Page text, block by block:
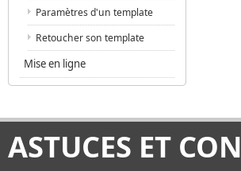
Paramètres d'un template
Retoucher son template
Mise en ligne
ASTUCES ET